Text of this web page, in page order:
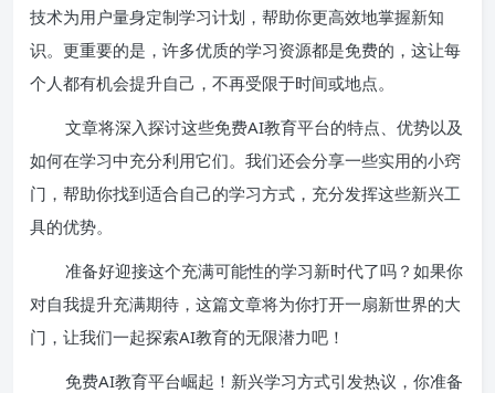
技术为用户量身定制学习计划，帮助你更高效地掌握新知
识。更重要的是，许多优质的学习资源都是免费的，这让每
个人都有机会提升自己，不再受限于时间或地点。
文章将深入探讨这些免费AI教育平台的特点、优势以及
如何在学习中充分利用它们。我们还会分享一些实用的小窍
门，帮助你找到适合自己的学习方式，充分发挥这些新兴工
具的优势。
准备好迎接这个充满可能性的学习新时代了吗？如果你
对自我提升充满期待，这篇文章将为你打开一扇新世界的大
门，让我们一起探索AI教育的无限潜力吧！
免费AI教育平台崛起！新兴学习方式引发热议，你准备